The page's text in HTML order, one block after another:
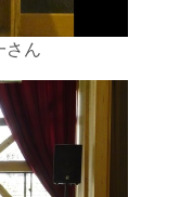
さん